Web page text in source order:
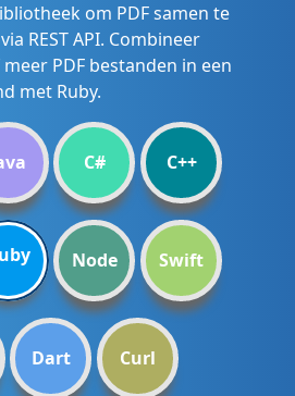
om PDF samen te
REST API. Combineer
PDF bestanden in een
met Ruby.
C# C++
Node Swift
Dart Curl